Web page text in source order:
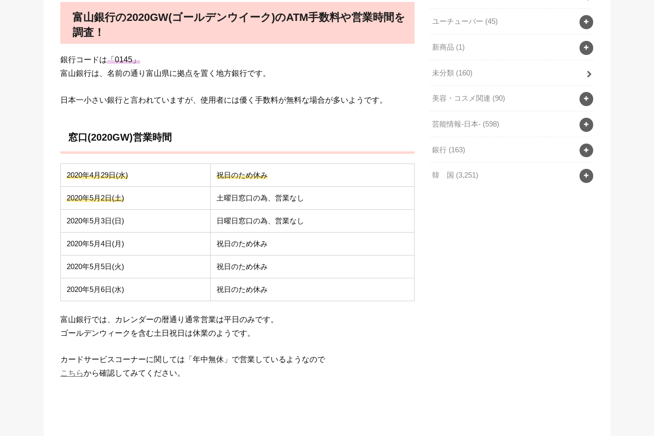
富山銀行の2020GW(ゴールデンウイーク)のATM手数料や営業時間を
調査！
銀行コードは「0145」
富山銀行は、名前の通り富山県に拠点を置く地方銀行です。
日本一小さい銀行と言われていますが、使用者には優く手数料が無料な場合が多いようです。
窓口(2020GW)営業時間
2020年4月29日(水) 祝日のため休み
2020年5月2日(土) 土曜日窓口の為、営業なし
2020年5月3日(日) 日曜日窓口の為、営業なし
2020年5月4日(月) 祝日のため休み
2020年5月5日(火) 祝日のため休み
2020年5月6日(水) 祝日のため休み
富山銀行では、カレンダーの暦通り通常営業は平日のみです。
ゴールデンウィークを含む土日祝日は休業のようです。
カードサービスコーナーに関しては「年中無休」で営業しているようなので
こちらから確認してみてください。
ユーチューバー (45)
新商品 (1)
未分類 (160)
美容・コスメ関連 (90)
芸能情報-日本- (598)
銀行 (163)
韓 国 (3,251)